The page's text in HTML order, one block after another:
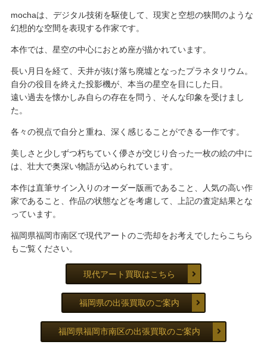
mochaは、デジタル技術を駆使して、現実と空想の狭間のような
幻想的な空間を表現する作家です。
本作では、星空の中心におとめ座が描かれています。
長い月日を経て、天井が抜け落ち廃墟となったプラネタリウム。
自分の役目を終えた投影機が、本当の星空を目にした日。
遠い過去を懐かしみ自らの存在を問う、そんな印象を受けまし
た。
各々の視点で自分と重ね、深く感じることができる一作です。
美しさと少しずつ朽ちていく儚さが交じり合った一枚の絵の中に
は、壮大で奥深い物語が込められています。
本作は直筆サイン入りのオーダー版画であること、人気の高い作
家であること、作品の状態などを考慮して、上記の査定結果とな
っています。
福岡県福岡市南区で現代アートのご売却をお考えでしたらこちら
もご覧ください。
現代アート買取はこちら
福岡県の出張買取のご案内
福岡県福岡市南区の出張買取のご案内